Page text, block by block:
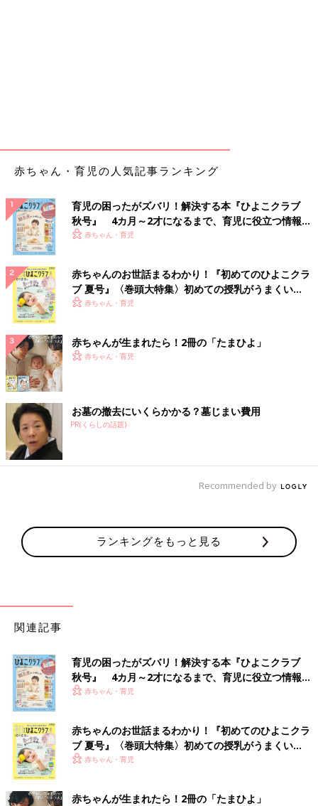
赤ちゃん・育児の人気記事ランキング
育児の困ったがズバリ！解決する本『ひよこクラブ
秋号』 4カ月～2才になるまで、育児に役立つ情報が
いっぱい！
赤ちゃん・育児
赤ちゃんのお世話まるわかり！『初めてのひよこクラ
ブ 夏号』〈巻頭大特集〉初めての授乳がうまくい
く！ おっぱい・ミルクの基本と夏のトラブル 解決テ
赤ちゃん・育児
赤ちゃんが生まれたら！2冊の「たまひよ」
赤ちゃん・育児
お墓の撤去にいくらかかる？墓じまい費用
PR(くらしの話題)
Recommended by
ランキングをもっと見る
関連記事
育児の困ったがズバリ！解決する本『ひよこクラブ
秋号』 4カ月～2才になるまで、育児に役立つ情報が
いっぱい！
赤ちゃん・育児
赤ちゃんのお世話まるわかり！『初めてのひよこクラ
ブ 夏号』〈巻頭大特集〉初めての授乳がうまくい
く！ おっぱい・ミルクの基本と夏のトラブル 解決テ
赤ちゃん・育児
赤ちゃんが生まれたら！2冊の「たまひよ」